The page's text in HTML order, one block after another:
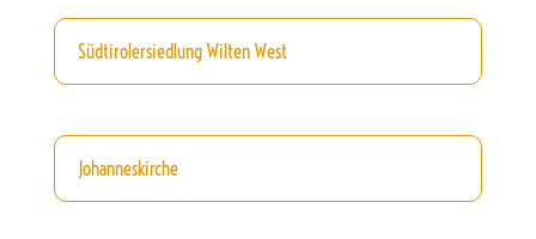
Südtirolersiedlung Wilten West
Johanneskirche